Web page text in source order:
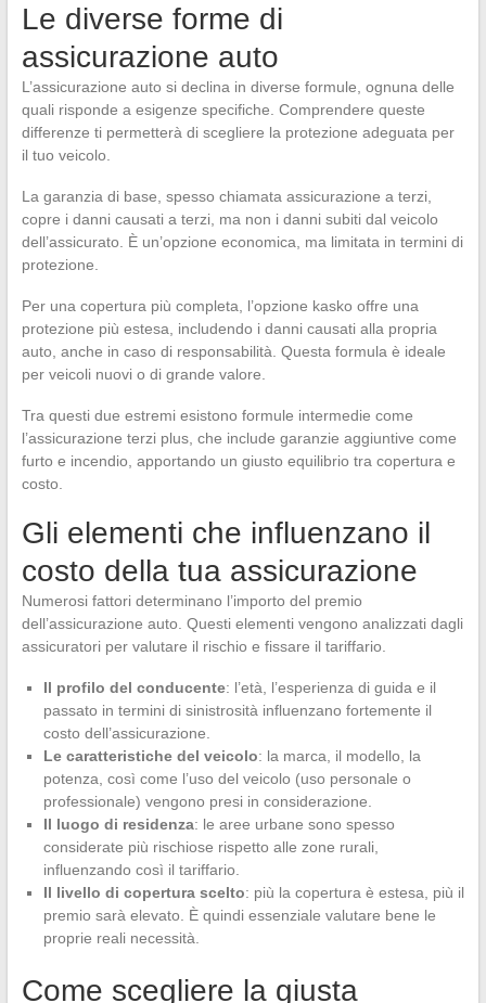
Le diverse forme di
assicurazione auto
L’assicurazione auto si declina in diverse formule, ognuna delle
quali risponde a esigenze specifiche. Comprendere queste
differenze ti permetterà di scegliere la protezione adeguata per
il tuo veicolo.
La garanzia di base, spesso chiamata assicurazione a terzi,
copre i danni causati a terzi, ma non i danni subiti dal veicolo
dell’assicurato. È un’opzione economica, ma limitata in termini di
protezione.
Per una copertura più completa, l’opzione kasko offre una
protezione più estesa, includendo i danni causati alla propria
auto, anche in caso di responsabilità. Questa formula è ideale
per veicoli nuovi o di grande valore.
Tra questi due estremi esistono formule intermedie come
l’assicurazione terzi plus, che include garanzie aggiuntive come
furto e incendio, apportando un giusto equilibrio tra copertura e
costo.
Gli elementi che influenzano il
costo della tua assicurazione
Numerosi fattori determinano l’importo del premio
dell’assicurazione auto. Questi elementi vengono analizzati dagli
assicuratori per valutare il rischio e fissare il tariffario.
Il profilo del conducente: l’età, l’esperienza di guida e il
passato in termini di sinistrosità influenzano fortemente il
costo dell’assicurazione.
Le caratteristiche del veicolo: la marca, il modello, la
potenza, così come l’uso del veicolo (uso personale o
professionale) vengono presi in considerazione.
Il luogo di residenza: le aree urbane sono spesso
considerate più rischiose rispetto alle zone rurali,
influenzando così il tariffario.
Il livello di copertura scelto: più la copertura è estesa, più il
premio sarà elevato. È quindi essenziale valutare bene le
proprie reali necessità.
Come scegliere la giusta